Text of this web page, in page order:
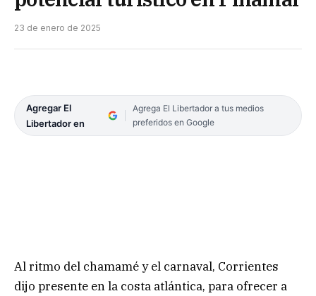
23 de enero de 2025
Agregar El
Libertador en
Agrega El Libertador a tus medios
preferidos en Google
Al ritmo del chamamé y el carnaval, Corrientes
dijo presente en la costa atlántica, para ofrecer a